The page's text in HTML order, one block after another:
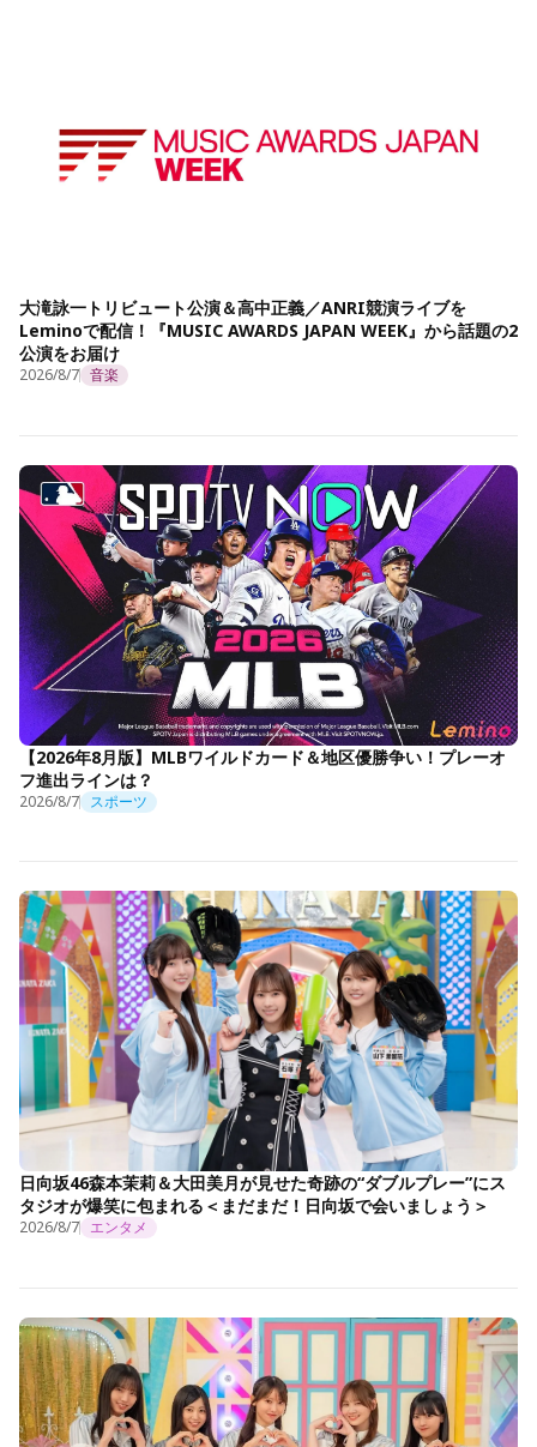
大滝詠一トリビュート公演＆高中正義／ANRI競演ライブを
Leminoで配信！『MUSIC AWARDS JAPAN WEEK』から話題の2
公演をお届け
2026/8/7 音楽
【2026年8月版】MLBワイルドカード＆地区優勝争い！プレーオ
フ進出ラインは？
2026/8/7 スポーツ
日向坂46森本茉莉＆大田美月が見せた奇跡の“ダブルプレー”にス
タジオが爆笑に包まれる＜まだまだ！日向坂で会いましょう＞
2026/8/7 エンタメ